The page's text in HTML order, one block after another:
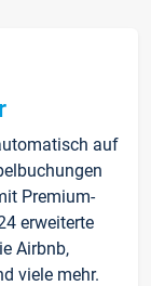
auf
Premium-
erweiterte
Airbnb,
viele mehr.